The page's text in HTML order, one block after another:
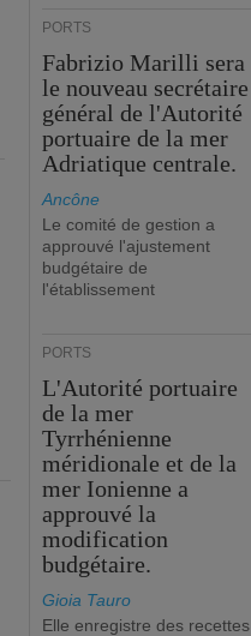
PORTS
Fabrizio Marilli sera
le nouveau secrétaire
général de l'Autorité
portuaire de la mer
Adriatique centrale.
Ancône
Le comité de gestion a
approuvé l'ajustement
budgétaire de
l'établissement
PORTS
L'Autorité portuaire
de la mer
Tyrrhénienne
méridionale et de la
mer Ionienne a
approuvé la
modification
budgétaire.
Gioia Tauro
Elle enregistre des recettes